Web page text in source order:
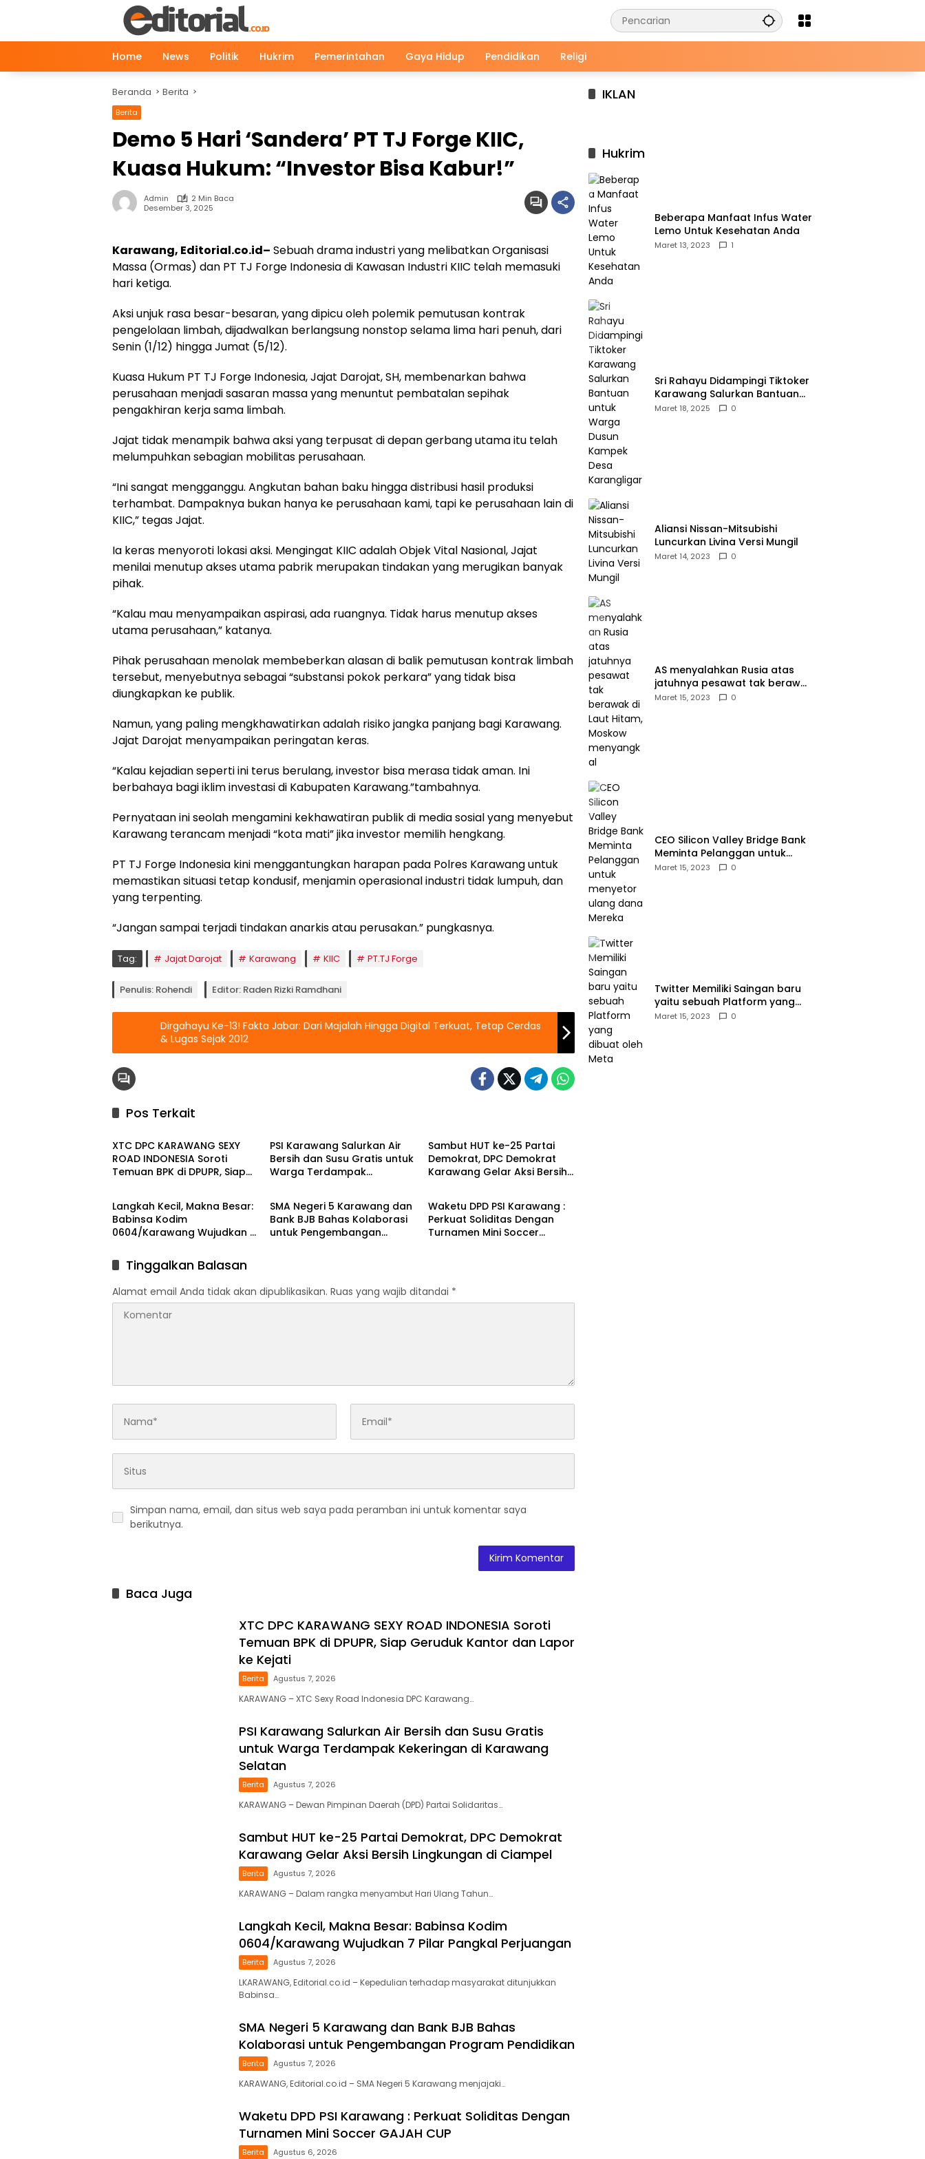
Home
News Politik Hukrim Pemerintahan Gaya Hidup Pendidikan Religi
Beranda Berita
Berita
Demo 5 Hari ‘Sandera’ PT TJ Forge KIIC,
Kuasa Hukum: “Investor Bisa Kabur!”
Admin
2 Min Baca
Desember 3, 2025
Karawang, Editorial.co.id– Sebuah drama industri yang melibatkan Organisasi
Massa (Ormas) dan PT TJ Forge Indonesia di Kawasan Industri KIIC telah memasuki
hari ketiga.
Aksi unjuk rasa besar-besaran, yang dipicu oleh polemik pemutusan kontrak
pengelolaan limbah, dijadwalkan berlangsung nonstop selama lima hari penuh, dari
Senin (1/12) hingga Jumat (5/12).
Kuasa Hukum PT TJ Forge Indonesia, Jajat Darojat, SH, membenarkan bahwa
perusahaan menjadi sasaran massa yang menuntut pembatalan sepihak
pengakhiran kerja sama limbah.
Jajat tidak menampik bahwa aksi yang terpusat di depan gerbang utama itu telah
melumpuhkan sebagian mobilitas perusahaan.
“Ini sangat mengganggu. Angkutan bahan baku hingga distribusi hasil produksi
terhambat. Dampaknya bukan hanya ke perusahaan kami, tapi ke perusahaan lain di
KIIC,” tegas Jajat.
Ia keras menyoroti lokasi aksi. Mengingat KIIC adalah Objek Vital Nasional, Jajat
menilai menutup akses utama pabrik merupakan tindakan yang merugikan banyak
pihak.
“Kalau mau menyampaikan aspirasi, ada ruangnya. Tidak harus menutup akses
utama perusahaan,” katanya.
Pihak perusahaan menolak membeberkan alasan di balik pemutusan kontrak limbah
tersebut, menyebutnya sebagai “substansi pokok perkara” yang tidak bisa
diungkapkan ke publik.
Namun, yang paling mengkhawatirkan adalah risiko jangka panjang bagi Karawang.
Jajat Darojat menyampaikan peringatan keras.
“Kalau kejadian seperti ini terus berulang, investor bisa merasa tidak aman. Ini
berbahaya bagi iklim investasi di Kabupaten Karawang.”tambahnya.
Pernyataan ini seolah mengamini kekhawatiran publik di media sosial yang menyebut
Karawang terancam menjadi “kota mati” jika investor memilih hengkang.
PT TJ Forge Indonesia kini menggantungkan harapan pada Polres Karawang untuk
memastikan situasi tetap kondusif, menjamin operasional industri tidak lumpuh, dan
yang terpenting.
“Jangan sampai terjadi tindakan anarkis atau perusakan.” pungkasnya.
Tag: Jajat Darojat Karawang KIIC PT.TJ Forge
Penulis: Rohendi Editor: Raden Rizki Ramdhani
Dirgahayu Ke-13! Fakta Jabar: Dari Majalah Hingga Digital Terkuat, Tetap Cerdas
& Lugas Sejak 2012
Pos Terkait
Berita
XTC DPC KARAWANG SEXY
ROAD INDONESIA Soroti
Temuan BPK di DPUPR, Siap
PSI Karawang Salurkan Air
Bersih dan Susu Gratis untuk
Warga Terdampak
Sambut HUT ke-25 Partai
Demokrat, DPC Demokrat
Karawang Gelar Aksi Bersih
Berita
Langkah Kecil, Makna Besar:
Babinsa Kodim
0604/Karawang Wujudkan 7
Berita
SMA Negeri 5 Karawang dan
Bank BJB Bahas Kolaborasi
untuk Pengembangan
Berita
Waketu DPD PSI Karawang :
Perkuat Soliditas Dengan
Turnamen Mini Soccer
Tinggalkan Balasan
Alamat email Anda tidak akan dipublikasikan. Ruas yang wajib ditandai *
Simpan nama, email, dan situs web saya pada peramban ini untuk komentar saya
berikutnya.
Baca Juga
XTC DPC KARAWANG SEXY ROAD INDONESIA Soroti
Temuan BPK di DPUPR, Siap Geruduk Kantor dan Lapor
ke Kejati
Berita Agustus 7, 2026
KARAWANG – XTC Sexy Road Indonesia DPC Karawang…
PSI Karawang Salurkan Air Bersih dan Susu Gratis
untuk Warga Terdampak Kekeringan di Karawang
Selatan
Berita Agustus 7, 2026
KARAWANG – Dewan Pimpinan Daerah (DPD) Partai Solidaritas…
Sambut HUT ke-25 Partai Demokrat, DPC Demokrat
Karawang Gelar Aksi Bersih Lingkungan di Ciampel
Berita Agustus 7, 2026
KARAWANG – Dalam rangka menyambut Hari Ulang Tahun…
Langkah Kecil, Makna Besar: Babinsa Kodim
0604/Karawang Wujudkan 7 Pilar Pangkal Perjuangan
Berita Agustus 7, 2026
LKARAWANG, Editorial.co.id – Kepedulian terhadap masyarakat ditunjukkan
Babinsa…
SMA Negeri 5 Karawang dan Bank BJB Bahas
Kolaborasi untuk Pengembangan Program Pendidikan
Berita Agustus 7, 2026
KARAWANG, Editorial.co.id – SMA Negeri 5 Karawang menjajaki…
Waketu DPD PSI Karawang : Perkuat Soliditas Dengan
Turnamen Mini Soccer GAJAH CUP
Berita Agustus 6, 2026
IKLAN
Hukrim
Beberapa Manfaat Infus Water
Lemo Untuk Kesehatan Anda
Maret 13, 2023 1
Sri Rahayu Didampingi Tiktoker
Karawang Salurkan Bantuan
untuk Warga Dusun Kampek
Maret 18, 2025 0
Aliansi Nissan-Mitsubishi
Luncurkan Livina Versi Mungil
Maret 14, 2023 0
AS menyalahkan Rusia atas
jatuhnya pesawat tak berawak
di Laut Hitam, Moskow
Maret 15, 2023 0
CEO Silicon Valley Bridge Bank
Meminta Pelanggan untuk
menyetor ulang dana Mereka
Maret 15, 2023 0
Twitter Memiliki Saingan baru
yaitu sebuah Platform yang
dibuat oleh Meta
Maret 15, 2023 0